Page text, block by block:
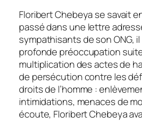
Floribert Chebeya se savait
passé dans une lettre
sympathisants de son ONG,
profonde préoccupation
multiplication des actes de
de persécution contre les
droits de l’homme :
intimidations, menaces de
écoute, Floribert Chebeya